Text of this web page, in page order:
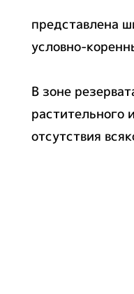
представлена
условно-
В зоне
растительного
отсутствия